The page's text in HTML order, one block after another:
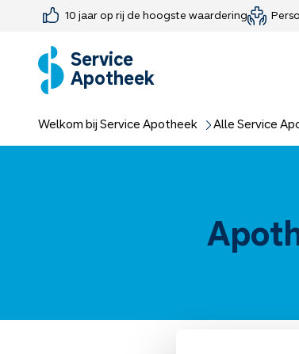
10 jaar op rij de hoogste waardering
Service
Apotheek
Farmaceutisch consult
Medicijn-APK
Welkom bij Service Apotheek Alle Service